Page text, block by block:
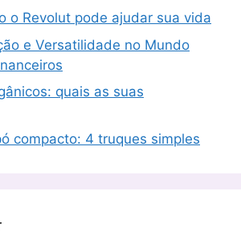
o Revolut pode ajudar sua vida
e Versatilidade no Mundo
quais as suas
compacto: 4 truques simples